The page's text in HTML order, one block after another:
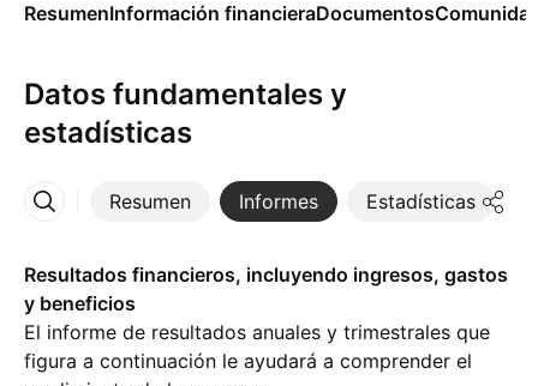
ResumenInformación financieraDocumentos
Datos fundamentales y
estadísticas
Resumen Informes Estadísticas
Más
Resultados financieros, incluyendo ingresos, gastos
y beneficios
El informe de resultados anuales y trimestrales que
figura a continuación le ayudará a comprender el